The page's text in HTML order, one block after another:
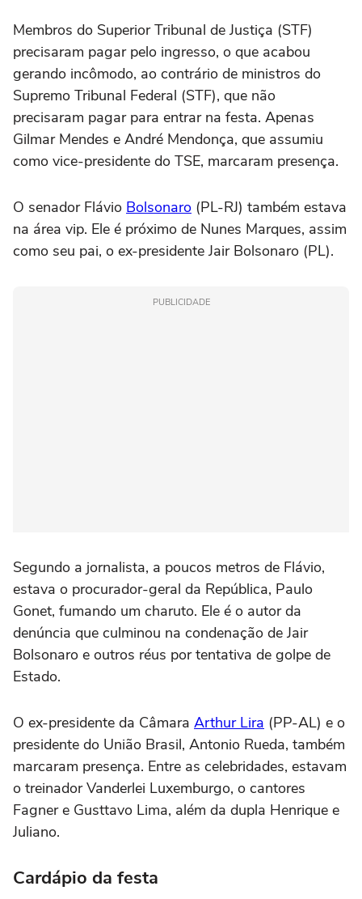
Membros do Superior Tribunal de Justiça (STF)
precisaram pagar pelo ingresso, o que acabou
gerando incômodo, ao contrário de ministros do
Supremo Tribunal Federal (STF), que não
precisaram pagar para entrar na festa. Apenas
Gilmar Mendes e André Mendonça, que assumiu
como vice-presidente do TSE, marcaram presença.
O senador Flávio Bolsonaro (PL-RJ) também estava
na área vip. Ele é próximo de Nunes Marques, assim
como seu pai, o ex-presidente Jair Bolsonaro (PL).
PUBLICIDADE
Segundo a jornalista, a poucos metros de Flávio,
estava o procurador-geral da República, Paulo
Gonet, fumando um charuto. Ele é o autor da
denúncia que culminou na condenação de Jair
Bolsonaro e outros réus por tentativa de golpe de
Estado.
O ex-presidente da Câmara Arthur Lira (PP-AL) e o
presidente do União Brasil, Antonio Rueda, também
marcaram presença. Entre as celebridades, estavam
o treinador Vanderlei Luxemburgo, o cantores
Fagner e Gusttavo Lima, além da dupla Henrique e
Juliano.
Cardápio da festa